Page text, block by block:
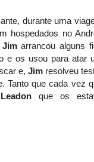
durante uma
hospedados no
Jimarrancou alguns
e os usou para atar
e, Jim resolveu
Tanto que cada vez
que os